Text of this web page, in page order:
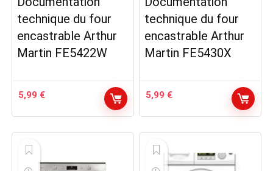
technique du four
encastrable Arthur
Martin FE5422W
5,99 €
technique du four
encastrable Arthur
Martin FE5430X
5,99 €